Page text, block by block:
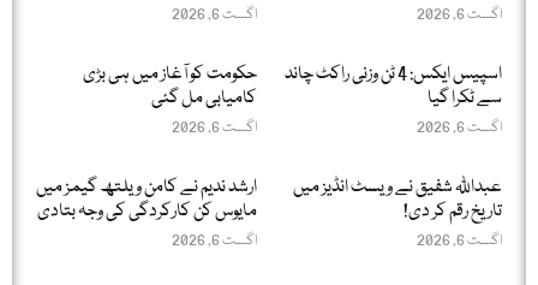
اگست 6, 2026 اگست 6, 2026
اسپیس ایکس: 4 ٹن وزنی راکٹ چاند
سے ٹکرا گیا
اگست 6, 2026
حکومت کو آغاز میں ہی بڑی
کامیابی مل گئی
اگست 6, 2026
عبداللّٰہ شفیق نے ویسٹ انڈیز میں
تاریخ رقم کر دی!
اگست 6, 2026
ارشد ندیم نے کامن ویلتھ گیمز میں
مایوس کن کارکردگی کی وجہ بتادی
اگست 6, 2026